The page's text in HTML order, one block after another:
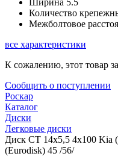
Ширина 5.5
Количество
Межболтовое
все характеристики
К сожалению, этот товар
Сообщить о поступлении
Роскар
Каталог
Диски
Легковые диски
Диск СТ 14x5,5 4x100 Kia
(Eurodisk) 45 /56/